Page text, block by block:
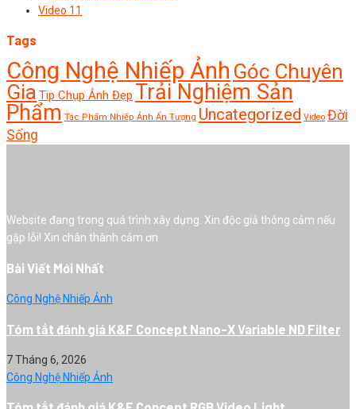
Video 11
Tags
Công Nghệ Nhiếp Ảnh Góc Chuyên
Gia Tip Chụp Ảnh Đẹp Trải Nghiệm Sản
Phẩm Tác Phẩm Nhiếp Ảnh Ấn Tượng Uncategorized Video Đời
Sống
Website đang trong quá trình xây dựng. Xin độc giả thông cảm nếu
gặp lỗi! Xin chân thành cảm ơn
Bài Viết Mới Nhất
Công Nghệ Nhiếp Ảnh
Tóm tắt đánh giá K&F Concept Nano-X Variable ND Filter
7 Tháng 6, 2026
Công Nghệ Nhiếp Ảnh